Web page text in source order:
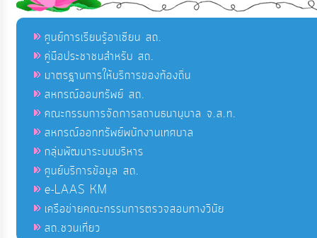
ศูนย์การเรียนรู้อาเซียน สถ.
คู่มือประชาชนสำหรับ สถ.
มาตรฐานการให้บริการของท้องถิ่น
สหกรณ์ออมทรัพย์ สถ.
คณะกรรมการจัดการสถานธนานุบาล จ.ส.ท.
สหกรณ์ออกทรัพย์พนักงานเทศบาล
กลุ่มพัฒนาระบบบริหาร
ศูนย์บริการข้อมูล สถ.
e-LAAS KM
เครือข่ายคณะกรรมการตรวจสอบทางวินัย
สถ.ชวนเที่ยว